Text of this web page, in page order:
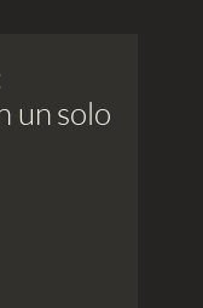
un solo